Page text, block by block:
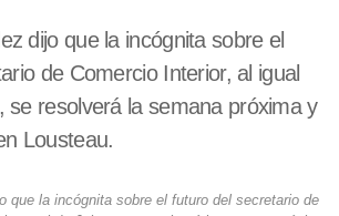
dijo que la incógnita sobre el
de Comercio Interior, al igual
se resolverá la semana próxima y
Lousteau.
que la incógnita sobre el futuro del secretario de